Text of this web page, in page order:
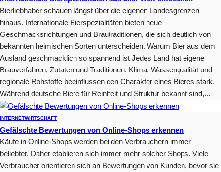
Bierliebhaber schauen längst über die eigenen Landesgrenzen
hinaus. Internationale Bierspezialitäten bieten neue
Geschmacksrichtungen und Brautraditionen, die sich deutlich von
bekannten heimischen Sorten unterscheiden. Warum Bier aus dem
Ausland geschmacklich so spannend ist Jedes Land hat eigene
Brauverfahren, Zutaten und Traditionen. Klima, Wasserqualität und
regionale Rohstoffe beeinflussen den Charakter eines Bieres stark.
Während deutsche Biere für Reinheit und Struktur bekannt sind,...
INTERNETWIRTSCHAFT
Gefälschte Bewertungen von Online-Shops erkennen
Käufe in Online-Shops werden bei den Verbrauchern immer
beliebter. Daher etablieren sich immer mehr solcher Shops. Viele
Verbraucher orientieren sich an Bewertungen von Kunden, bevor sie